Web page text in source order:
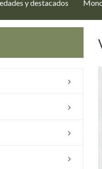
y destacados